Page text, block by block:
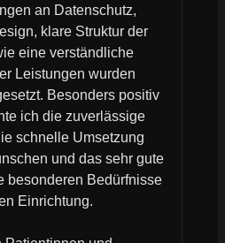
an Datenschutz,
klare Struktur der
eine verständliche
Leistungen wurden
Besonders positiv
ich die zuverlässige
schnelle Umsetzung
und das sehr gute
besonderen Bedürfnisse
Einrichtung.